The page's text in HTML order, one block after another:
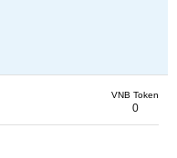
VNB Token
0